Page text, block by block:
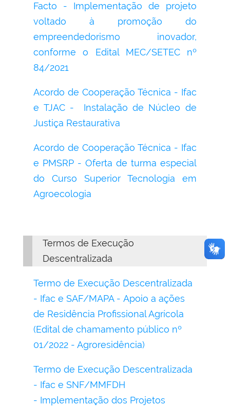
Facto - Implementação de projeto
voltado à promoção do
empreendedorismo inovador,
conforme o Edital MEC/SETEC nº
84/2021
Acordo de Cooperação Técnica - Ifac
e TJAC -
Instalação de Núcleo de
Justiça Restaurativa
Acordo de Cooperação Técnica - Ifac
e PMSRP - Oferta de turma especial
do Curso Superior Tecnologia em
Agroecologia
Termos de Execução
Descentralizada
Termo de Execução Descentralizada
- Ifac e SAF/MAPA - Apoio a ações
de Residência Profissional Agrícola
(Edital de chamamento público nº
01/2022 - Agroresidência)
Termo de Execução Descentralizada
- Ifac e SNF/MMFDH
- Implementação dos Projetos